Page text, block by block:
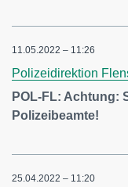
11.05.2022 – 11:26
Polizeidirektion
POL-FL: Achtung:
Polizeibeamte!
25.04.2022 – 11:20